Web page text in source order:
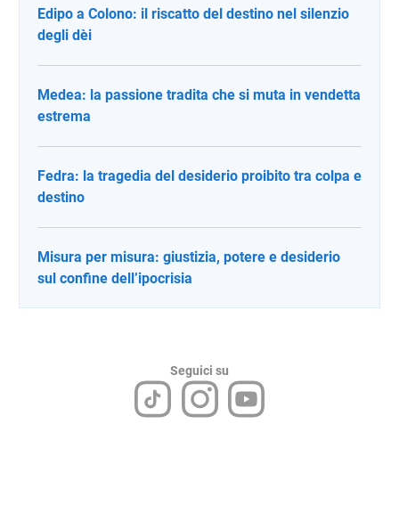
Edipo a Colono: il riscatto del destino nel silenzio
degli dèi
Medea: la passione tradita che si muta in vendetta
estrema
Fedra: la tragedia del desiderio proibito tra colpa e
destino
Misura per misura: giustizia, potere e desiderio
sul confine dell’ipocrisia
Seguici su